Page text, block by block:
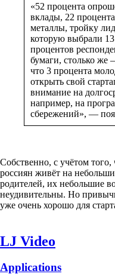
«52 процента
вклады, 22
металлы, тройку
которую выбрали
процентов
бумаги, столько
что 3 процента
открыть свой
внимание на
например, на
сбережений», —
Собственно, с учётом того,
россиян живёт на
родителей, их небольшие
неудивительны. Но
уже очень хорошо для
LJ Video
Applications